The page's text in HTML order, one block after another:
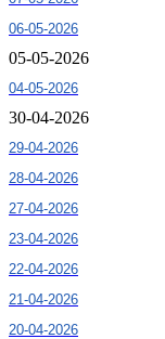
06-05-2026
05-05-2026
04-05-2026
30-04-2026
29-04-2026
28-04-2026
27-04-2026
23-04-2026
22-04-2026
21-04-2026
20-04-2026